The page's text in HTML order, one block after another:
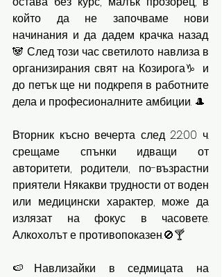
който да не започваме нови
начинания и да дадем крачка назад.
🐼 След този час светилото навлиза в
организирания свят на Козирога♑️ и
до петък ще ни подкрепя в работните
дела и професионалните амбиции. 🎩
Вторник късно вечерта след 22:00 ч.
срещаме спънки идващи от
авторитети, родители, по-възрастни
приятели. Някакви трудности от воден
или медицински характер, може да
излязат на фокус в часовете.
Алкохолът е противопоказен.🚫🍸